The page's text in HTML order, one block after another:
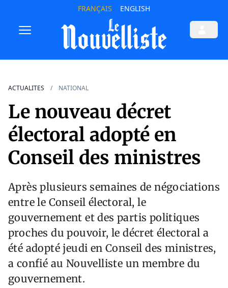
FRANÇAIS ENGLISH
ACTUALITES NATIONAL
Le nouveau décret
électoral adopté en
Conseil des ministres
Après plusieurs semaines de négociations
entre le Conseil électoral, le
gouvernement et des partis politiques
proches du pouvoir, le décret électoral a
été adopté jeudi en Conseil des ministres,
a confié au Nouvelliste un membre du
gouvernement.